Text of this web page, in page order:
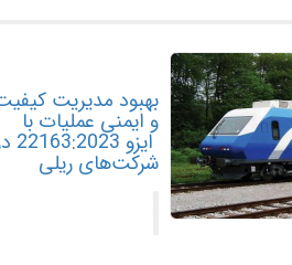
بهبود مدیریت کیفیت
و ایمنی عملیات با
ایزو 22163:2023 در
شرکت‌های ریلی